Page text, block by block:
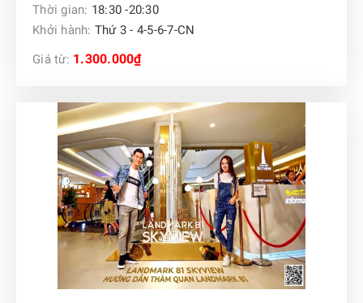
Thời gian: 18:30 -20:30
Khởi hành: Thứ 3 - 4-5-6-7-CN
Giá từ: 1.300.000₫